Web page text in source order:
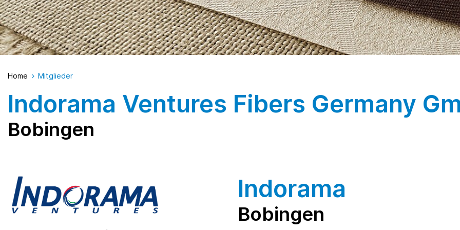
Home Mitglieder
Indorama Ventures Fibers Germany
Bobingen
Indorama
Bobingen